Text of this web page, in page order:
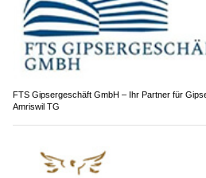
FTS Gipsergeschäft GmbH – Ihr Partner für
Amriswil TG